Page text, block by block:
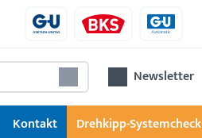
Newsletter
Kontakt Drehkipp-Systemcheck